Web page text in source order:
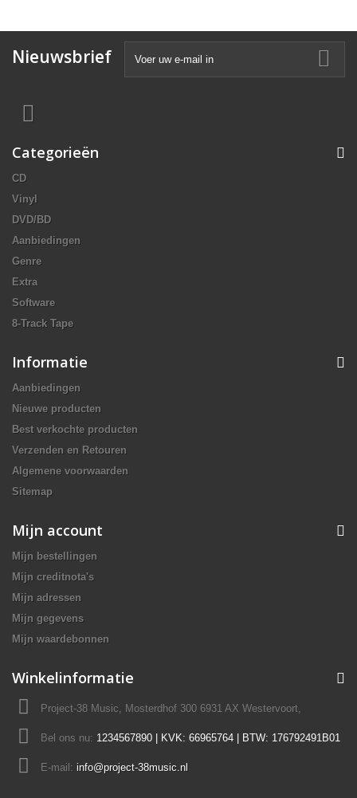
Nieuwsbrief
Categorieën
CD
Vinyl
DVD/BD
Aanbiedingen
Genre
Extra
Software
8-Track Tape
Informatie
Aanbiedingen
Nieuwe producten
Best verkochte producten
Verzenden en Retouren
Algemene voorwaarden
Sitemap
Mijn account
Mijn bestellingen
Mijn creditnota's
Mijn adressen
Mijn gegevens
Mijn waardebonnen
Winkelinformatie
Project-38 Music, Mosterdhof 300 6931 AX Westervoort,
Bel ons nu: 1234567890 | KVK: 66965764 | BTW: 176792491B01
E-mail: info@project-38music.nl